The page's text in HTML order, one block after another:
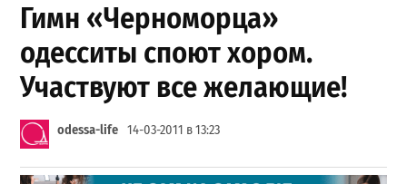
Гимн «Черноморца»
одесситы споют хором.
Участвуют все желающие!
odessa-life 14-03-2011 в 13:23